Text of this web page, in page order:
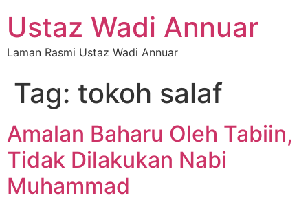
Ustaz Wadi Annuar
Laman Rasmi Ustaz Wadi Annuar
Tag: tokoh salaf
Amalan Baharu Oleh Tabiin,
Tidak Dilakukan Nabi
Muhammad